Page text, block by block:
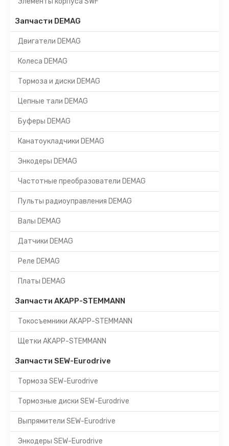
Запчасти DEMAG
Двигатели DEMAG
Колеса DEMAG
Тормоза и диски DEMAG
Цепные тали DEMAG
Буферы DEMAG
Канатоукладчики DEMAG
Энкодеры DEMAG
Частотные преобразователи DEMAG
Пульты радиоуправления DEMAG
Валы DEMAG
Датчики DEMAG
Реле DEMAG
Платы DEMAG
Запчасти AKAPP-STEMMANN
Токосъемники AKAPP-STEMMANN
Щетки AKAPP-STEMMANN
Запчасти SEW-Eurodrive
Тормоза SEW-Eurodrive
Тормозные диски SEW-Eurodrive
Выпрямители SEW-Eurodrive
Энкодеры SEW-Eurodrive